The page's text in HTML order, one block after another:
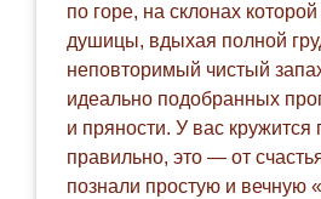
по горе, на склонах которой
душицы, вдыхая полной
неповторимый чистый
идеально подобранных
и пряности. У вас кружится
правильно, это — от
познали простую и вечную